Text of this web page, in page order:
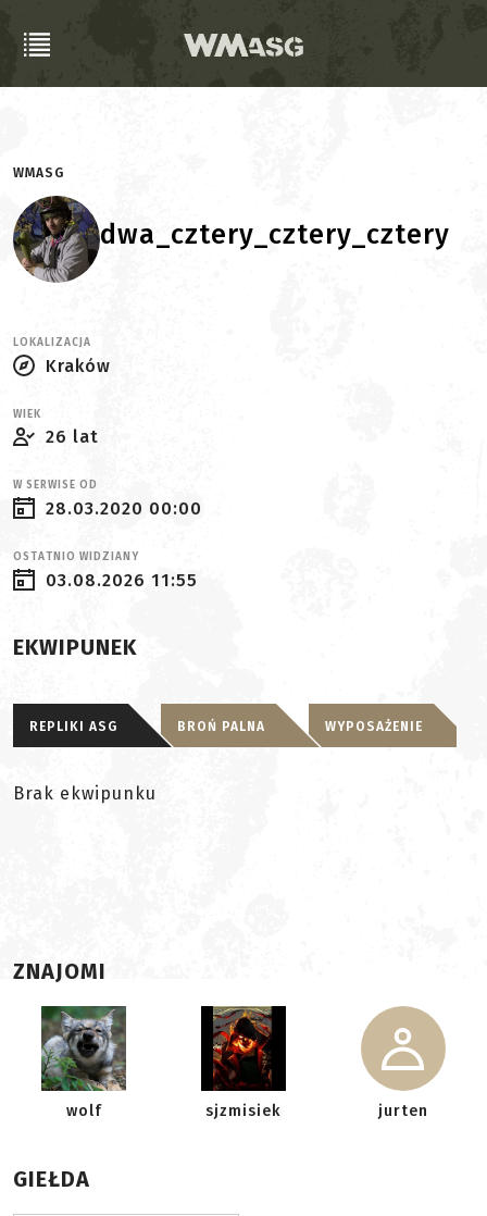
WMASG
dwa_cztery_cztery_cztery
LOKALIZACJA
Kraków
WIEK
26 lat
W SERWISE OD
28.03.2020 00:00
OSTATNIO WIDZIANY
03.08.2026 11:55
EKWIPUNEK
REPLIKI ASG BROŃ PALNA WYPOSAŻENIE
Brak ekwipunku
ZNAJOMI
wolf sjzmisiek jurten
GIEŁDA